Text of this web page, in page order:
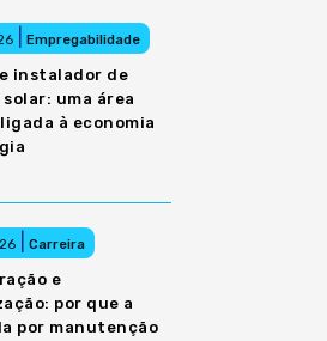
Empregabilidade
instalador de
uma área
à economia
Carreira
e
por que a
por manutenção